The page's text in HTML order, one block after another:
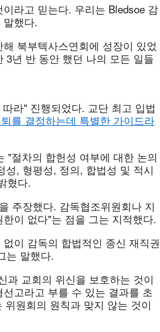
라고 믿는다. 우리는 Bledsoe 감
했다.
북부텍사스연회에 성장이 있었
3년 반 동안 했던 나의 모든 일들
라" 진행되었다. 교단 최고 입법
를 결정하는데 특별한 가이드라
"절차의 합헌성 여부에 대한 논의
, 형평성, 정의, 합법성 및 적시
혔다.
주장했다. 감독협조위원회나 지
이 없다"는 점을 그는 지적했다.
이 감독의 합법적인 종신 재직권
는 말했다.
과 교회의 위신을 보호하는 것이
고라고 부를 수 있는 결과를 초
원회의 원칙과 맞지 않는 것이